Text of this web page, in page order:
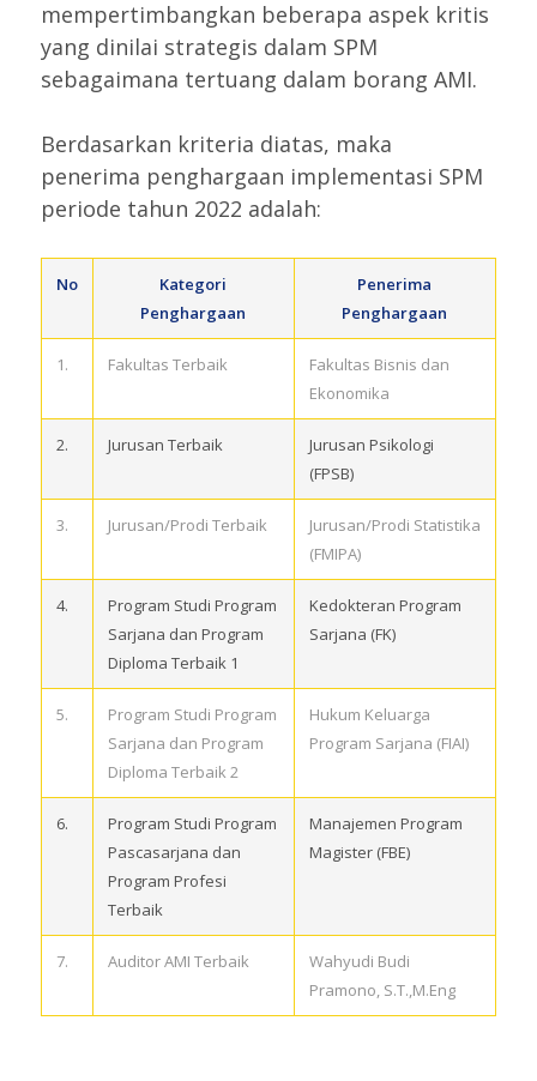
mempertimbangkan beberapa aspek kritis
yang dinilai strategis dalam SPM
sebagaimana tertuang dalam borang AMI.
Berdasarkan kriteria diatas, maka
penerima penghargaan implementasi SPM
periode tahun 2022 adalah:
No
Kategori
Penghargaan
Penerima
Penghargaan
1. Fakultas Terbaik
Fakultas Bisnis dan
Ekonomika
2. Jurusan Terbaik
Jurusan Psikologi
(FPSB)
3. Jurusan/Prodi Terbaik
Jurusan/Prodi Statistika
(FMIPA)
4.
Program Studi Program
Sarjana dan Program
Diploma Terbaik 1
Kedokteran Program
Sarjana (FK)
5.
Program Studi Program
Sarjana dan Program
Diploma Terbaik 2
Hukum Keluarga
Program Sarjana (FIAI)
6.
Program Studi Program
Pascasarjana dan
Program Profesi
Terbaik
Manajemen Program
Magister (FBE)
7. Auditor AMI Terbaik
Wahyudi Budi
Pramono, S.T.,M.Eng